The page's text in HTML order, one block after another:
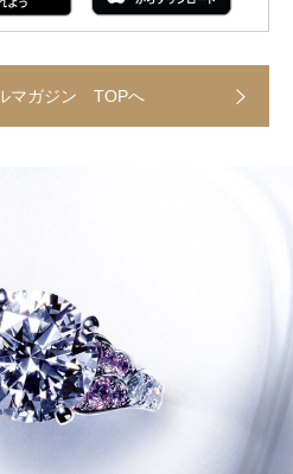
マガジン TOPへ